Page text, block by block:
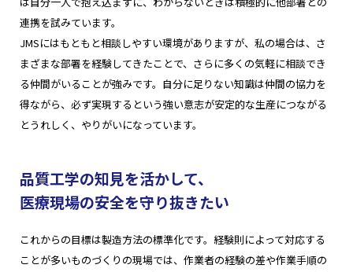
連携を試みています。
JMSにはもともと相談しやすい環境がありますが、私の場合は、さ
まざまな部署を経験してきたことで、さらに多くの気軽に相談でき
る仲間がいることが強みです。自分に足りない知識は仲間の協力を
得ながら、必ず実現するという強い意志が安定的な生産につながる
とうれしく、やりがいになっています。
品質工学の知見を活かして、
医療現場の安全を守り抜きたい
これからの目標は製造方法の標準化です。経験則によって対応する
ことが多いものづくりの現場では、作業者の経験の差や作業手順の